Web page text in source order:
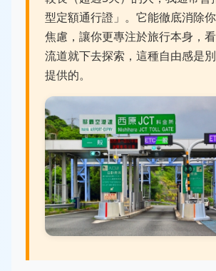
型定額通行證」。它能徹底消除
焦慮，讓你更專注於旅行本身，
流道就下去探索，這種自由感是
提供的。